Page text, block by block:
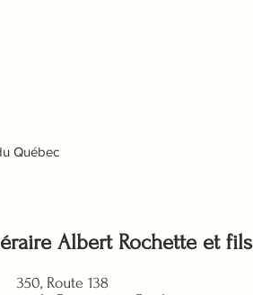
Québec
Albert Rochette et fils
350, Route 138